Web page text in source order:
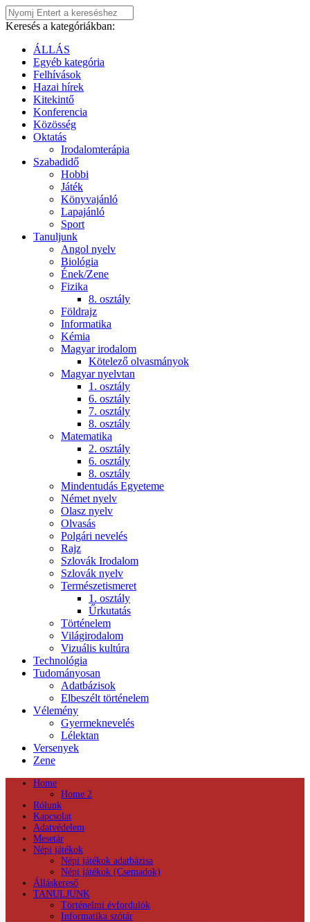
Keresés a kategóriákban:
ÁLLÁS
Egyéb kategória
Felhívások
Hazai hírek
Kitekintő
Konferencia
Közösség
Oktatás
Irodalomterápia
Szabadidő
Hobbi
Játék
Könyvajánló
Lapajánló
Sport
Tanuljunk
Angol nyelv
Biológia
Ének/Zene
Fizika
8. osztály
Földrajz
Informatika
Kémia
Magyar irodalom
Kötelező olvasmányok
Magyar nyelvtan
1. osztály
6. osztály
7. osztály
8. osztály
Matematika
2. osztály
6. osztály
8. osztály
Mindentudás Egyeteme
Német nyelv
Olasz nyelv
Olvasás
Polgári nevelés
Rajz
Szlovák Irodalom
Szlovák nyelv
Természetismeret
1. osztály
Űrkutatás
Történelem
Világirodalom
Vizuális kultúra
Technológia
Tudományosan
Adatbázisok
Elbeszélt történelem
Vélemény
Gyermeknevelés
Lélektan
Versenyek
Zene
Home
Home 2
Rólunk
Kapcsolat
Adatvédelem
Mesetár
Népi játékok
Népi játékok adatbázisa
Népi játékok (Csemadok)
Álláskereső
TANULJUNK
Történelmi évfordulók
Informatika szótár